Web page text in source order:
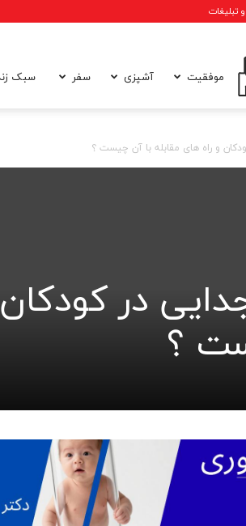
تبلیغات
مگ
موفقیت آشپزی سفر سبک
و راه های مقابله با آن چیست ؟
در
؟